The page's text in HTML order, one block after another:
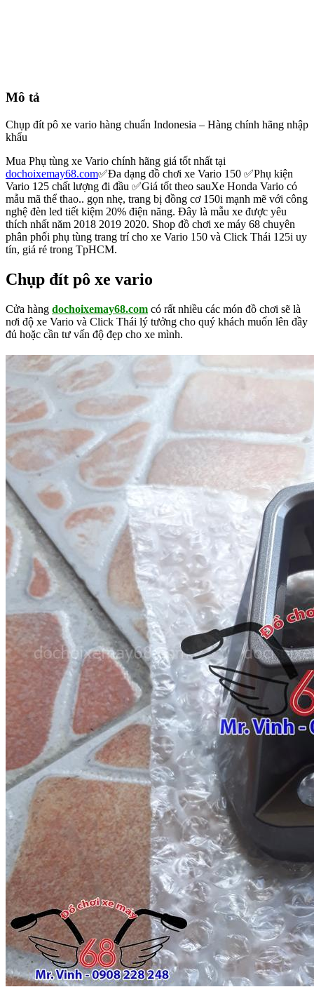
Mô tả
Chụp đít pô xe vario hàng chuẩn Indonesia – Hàng chính hãng nhập
khẩu
Mua Phụ tùng xe Vario chính hãng giá tốt nhất tại
dochoixemay68.com✅Đa dạng đồ chơi xe Vario 150 ✅Phụ kiện
Vario 125 chất lượng đi đầu ✅Giá tốt theo sauXe Honda Vario có
mẫu mã thể thao.. gọn nhẹ, trang bị đồng cơ 150i mạnh mẽ với công
nghệ đèn led tiết kiệm 20% điện năng. Đây là mẫu xe được yêu
thích nhất năm 2018 2019 2020. Shop đồ chơi xe máy 68 chuyên
phân phối phụ tùng trang trí cho xe Vario 150 và Click Thái 125i uy
tín, giá rẻ trong TpHCM.
Chụp đít pô xe vario
Cửa hàng dochoixemay68.com có rất nhiều các món đồ chơi sẽ là
nơi độ xe Vario và Click Thái lý tưởng cho quý khách muốn lên đầy
đủ hoặc cần tư vấn độ đẹp cho xe mình.